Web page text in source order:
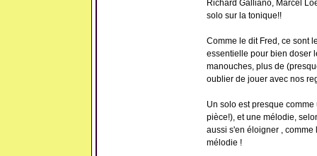
Richard Galliano, Marcel
solo sur la tonique!!
Comme le dit Fred, ce sont
essentielle pour bien doser
manouches, plus de
oublier de jouer avec nos
Un solo est presque
pièce!), et une mélodie,
aussi s'en éloigner ,
mélodie !